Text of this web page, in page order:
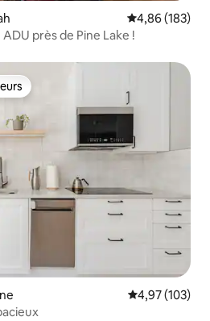
Évaluation
4,86 (183)
près de Pine Lake !
les plus appréciés
Évaluation
4,97 (103)